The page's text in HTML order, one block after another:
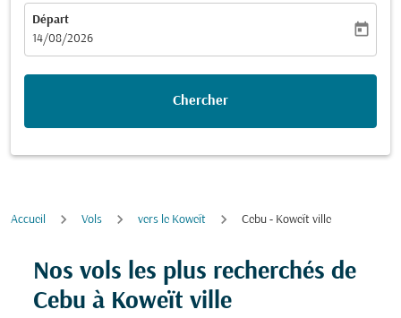
Départ
fc-booking-departure-date-aria-label
14/08/2026
today
Chercher
Accueil Vols vers le Koweït Cebu - Koweït ville
Nos vols les plus recherchés de
Cebu à Koweït ville
Essayez de mettre à jour votre itinéraire (origine et/